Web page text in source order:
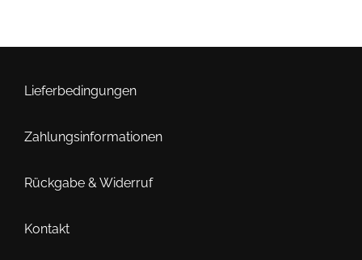
Lieferbedingungen
Zahlungsinformationen
Rückgabe & Widerruf
Kontakt